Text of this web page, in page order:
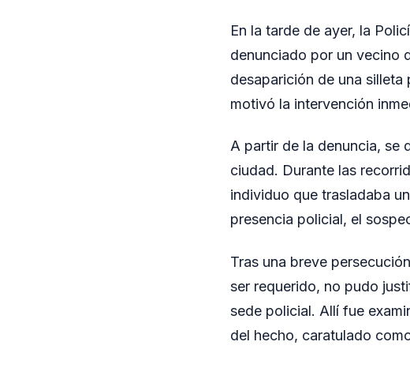
En la tarde de ayer, la
denunciado por un vecino
desaparición de una
motivó la intervención
A partir de la denuncia, se
ciudad. Durante las
individuo que trasladaba
presencia policial, el
Tras una breve
ser requerido, no pudo
sede policial. Allí fue
del hecho, caratulado